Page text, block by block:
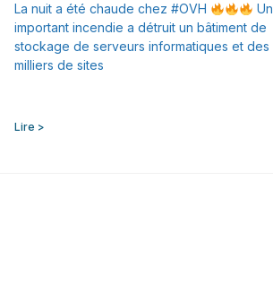
La nuit a été chaude chez #OVH
Un
important incendie a détruit un bâtiment de
stockage de serveurs informatiques et des
milliers de sites
Lire >